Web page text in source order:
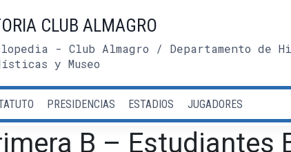
CLUB ALMAGRO
- Club Almagro / Departamento de
y Museo
PRESIDENCIAS ESTADIOS JUGADORES
B – Estudiantes